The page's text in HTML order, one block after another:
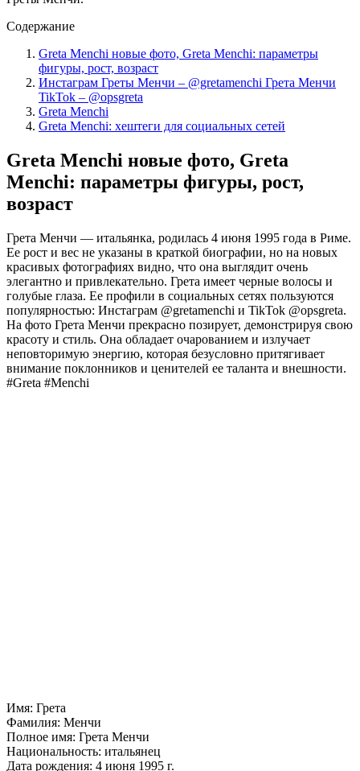
Содержание
Greta Menchi новые фото, Greta Menchi: параметры
фигуры, рост, возраст
Инстаграм Греты Менчи – @gretamenchi Грета Менчи
TikTok – @opsgreta
Greta Menchi
Greta Menchi: хештеги для социальных сетей
Greta Menchi новые фото, Greta
Menchi: параметры фигуры, рост,
возраст
Грета Менчи — итальянка, родилась 4 июня 1995 года в Риме.
Ее рост и вес не указаны в краткой биографии, но на новых
красивых фотографиях видно, что она выглядит очень
элегантно и привлекательно. Грета имеет черные волосы и
голубые глаза. Ее профили в социальных сетях пользуются
популярностью: Инстаграм @gretamenchi и TikTok @opsgreta.
На фото Грета Менчи прекрасно позирует, демонстрируя свою
красоту и стиль. Она обладает очарованием и излучает
неповторимую энергию, которая безусловно притягивает
внимание поклонников и ценителей ее таланта и внешности.
#Greta #Menchi
Имя: Грета
Фамилия: Менчи
Полное имя: Грета Менчи
Национальность: итальянец
Дата рождения: 4 июня 1995 г.